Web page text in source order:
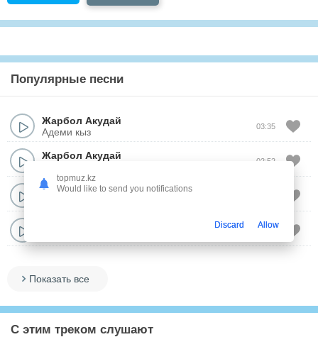
Популярные песни
Жарбол Акудай
Адеми кыз
03:35
Жарбол Акудай
02:52
Жарбол Акудай
02:57
Показать все
С этим треком слушают
topmuz.kz
Would like to send you notifications
Discard Allow